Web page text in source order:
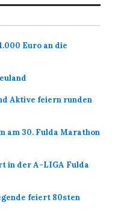
Euro an die
Aktive feiern runden
am 30. Fulda Marathon
in der A-LIGA Fulda
feiert 80sten